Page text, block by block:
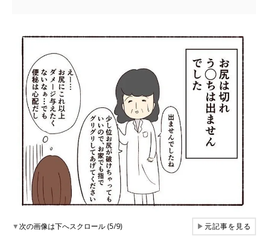
▼次の画像は下へスクロール (5/9) ▶元記事を見る